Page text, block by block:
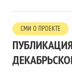
СМИ О ПРОЕКТЕ
ПУБЛИКАЦИЯ